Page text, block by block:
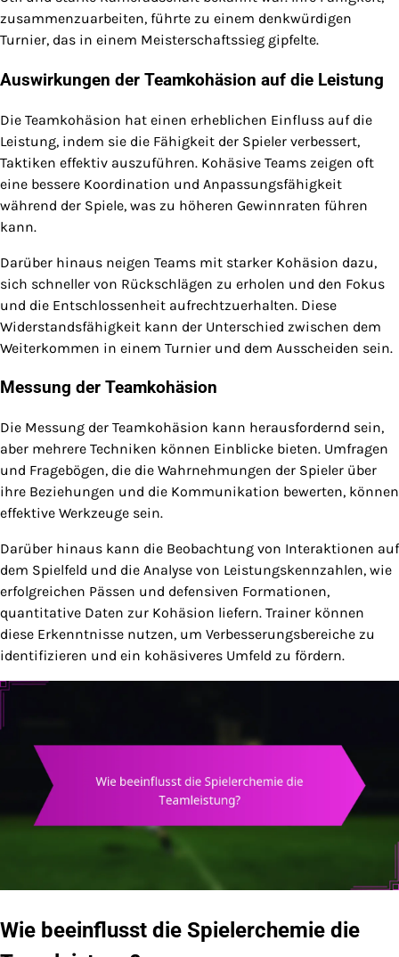
zusammenzuarbeiten, führte zu einem denkwürdigen
Turnier, das in einem Meisterschaftssieg gipfelte.
Auswirkungen der Teamkohäsion auf die Leistung
Die Teamkohäsion hat einen erheblichen Einfluss auf die
Leistung, indem sie die Fähigkeit der Spieler verbessert,
Taktiken effektiv auszuführen. Kohäsive Teams zeigen oft
eine bessere Koordination und Anpassungsfähigkeit
während der Spiele, was zu höheren Gewinnraten führen
kann.
Darüber hinaus neigen Teams mit starker Kohäsion dazu,
sich schneller von Rückschlägen zu erholen und den Fokus
und die Entschlossenheit aufrechtzuerhalten. Diese
Widerstandsfähigkeit kann der Unterschied zwischen dem
Weiterkommen in einem Turnier und dem Ausscheiden sein.
Messung der Teamkohäsion
Die Messung der Teamkohäsion kann herausfordernd sein,
aber mehrere Techniken können Einblicke bieten. Umfragen
und Fragebögen, die die Wahrnehmungen der Spieler über
ihre Beziehungen und die Kommunikation bewerten, können
effektive Werkzeuge sein.
Darüber hinaus kann die Beobachtung von Interaktionen auf
dem Spielfeld und die Analyse von Leistungskennzahlen, wie
erfolgreichen Pässen und defensiven Formationen,
quantitative Daten zur Kohäsion liefern. Trainer können
diese Erkenntnisse nutzen, um Verbesserungsbereiche zu
identifizieren und ein kohäsiveres Umfeld zu fördern.
Wie beeinflusst die Spielerchemie die